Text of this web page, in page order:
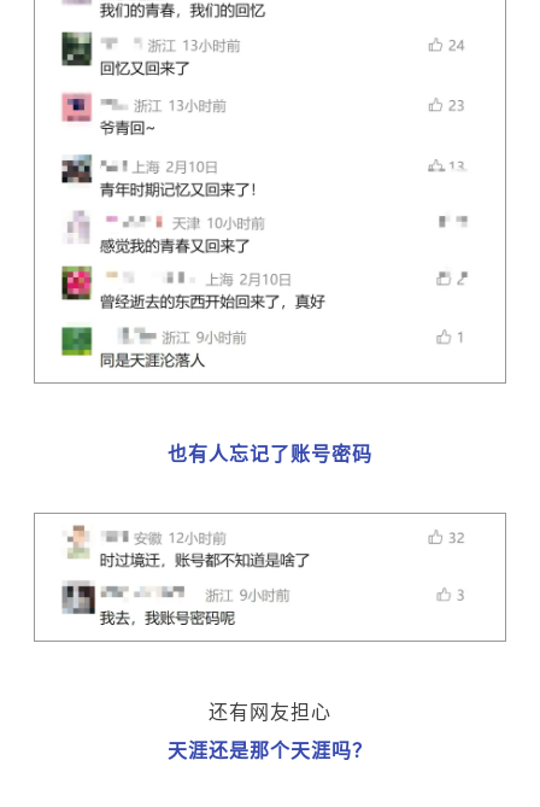
也有人忘记了账号密码
还有网友担心
天涯还是那个天涯吗？